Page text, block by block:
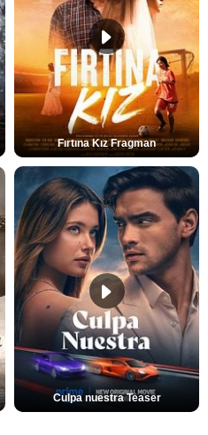
Fırtına Kız Fragman
Culpa nuestra Teaser